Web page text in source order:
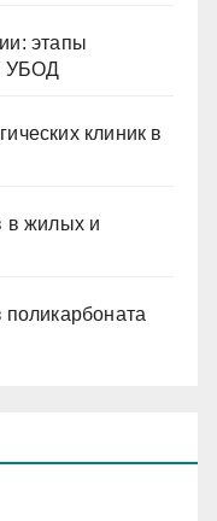
этапы
УБОД
клиник в
в жилых и